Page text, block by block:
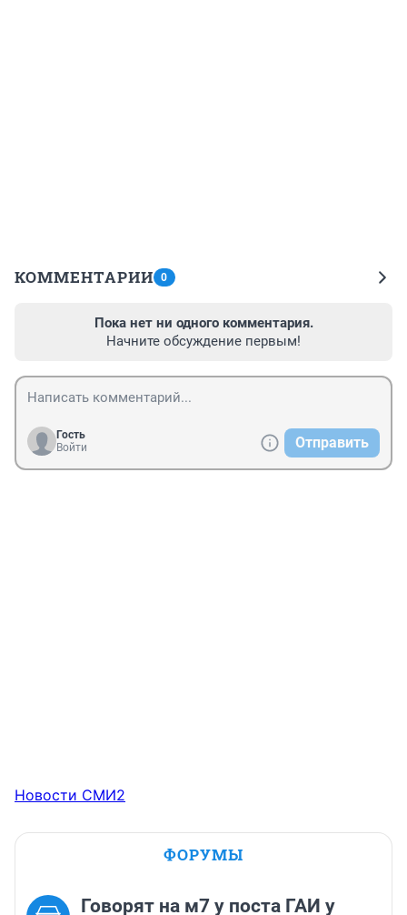
КОММЕНТАРИИ 0
Пока нет ни одного комментария.
Начните обсуждение первым!
Гость
Войти
Отправить
Новости СМИ2
ФОРУМЫ
Говорят на м7 у поста ГАИ у